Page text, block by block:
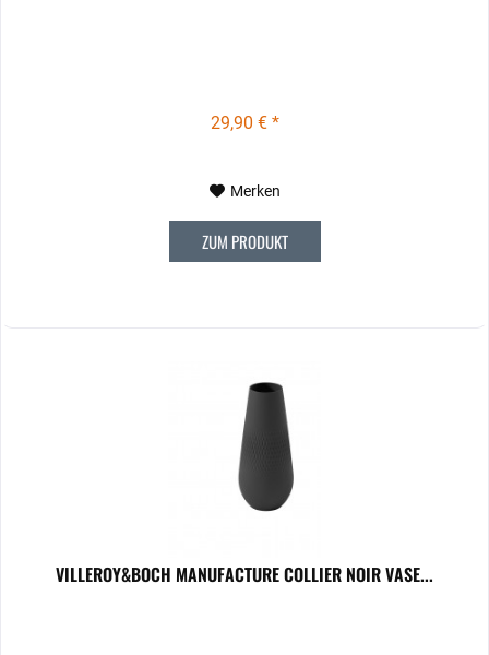
29,90 € *
Merken
ZUM PRODUKT
VILLEROY&BOCH MANUFACTURE COLLIER NOIR VASE...